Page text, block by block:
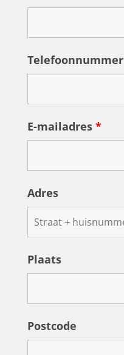
Telefoonnummer
E-mailadres *
Adres
Plaats
Postcode